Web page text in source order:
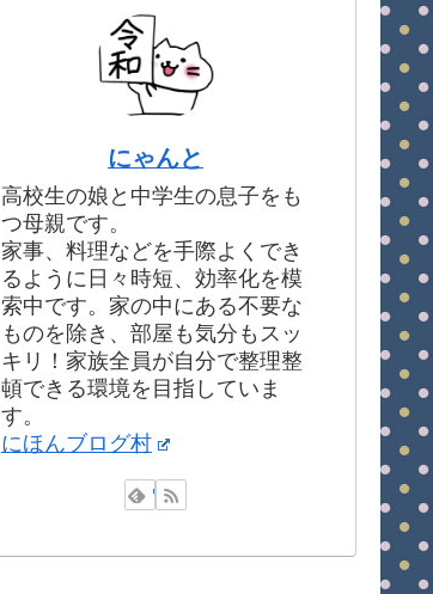
にゃんと
高校生の娘と中学生の息子をも
つ母親です。
家事、料理などを手際よくでき
るように日々時短、効率化を模
索中です。家の中にある不要な
ものを除き、部屋も気分もスッ
キリ！家族全員が自分で整理整
頓できる環境を目指していま
す。
にほんブログ村